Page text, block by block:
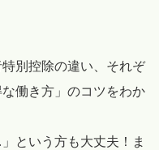
別控除の違い、それぞ
働き方」のコツをわか
という方も大丈夫！ま